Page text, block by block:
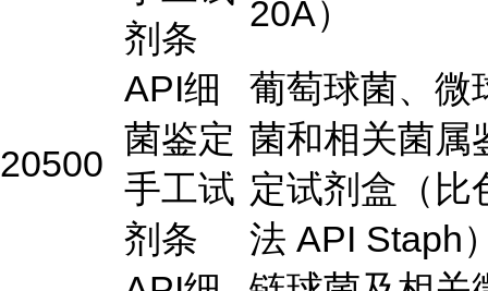
剂条
20A）
20500
API细
菌鉴定
手工试
剂条
葡萄球菌、微
菌和相关菌属
定试剂盒（比
法 API Staph